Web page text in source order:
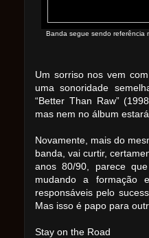
Banda segue sendo referência
Um sorriso nos vem
uma sonoridade
“Better Than Raw”
mas nem no álbum
Novamente, mais do
banda, vai curtir,
anos 80/90, parece
mudando a formação
responsáveis pelo
Mas isso é papo para
Stay on the Road